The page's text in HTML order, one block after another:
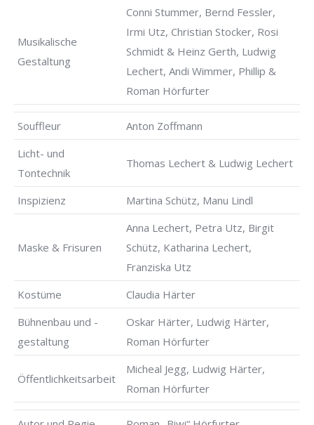
Musikalische
Gestaltung
Conni Stummer, Bernd Fessler,
Irmi Utz, Christian Stocker, Rosi
Schmidt & Heinz Gerth, Ludwig
Lechert, Andi Wimmer, Phillip &
Roman Hörfurter
Souffleur
Anton Zoffmann
Licht- und
Tontechnik
Thomas Lechert & Ludwig Lechert
Inspizienz Martina Schütz, Manu Lindl
Maske & Frisuren
Anna Lechert, Petra Utz, Birgit
Schütz, Katharina Lechert,
Franziska Utz
Kostüme
Claudia Härter
Bühnenbau und -
gestaltung
Oskar Härter, Ludwig Härter,
Roman Hörfurter
Öffentlichkeitsarbeit
Micheal Jegg, Ludwig Härter,
Roman Hörfurter